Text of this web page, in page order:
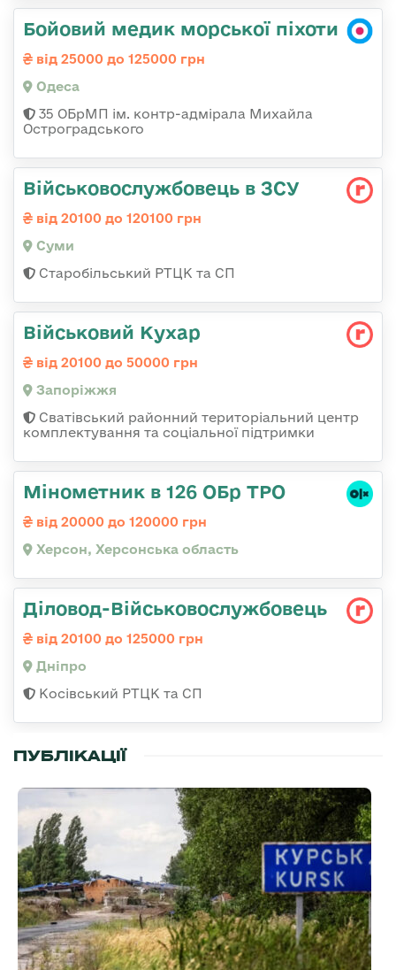
Бойовий медик морської піхоти
від 25000 до 125000 грн
Одеса
35 ОБрМП ім. контр-адмірала Михайла
Остроградського
Військовослужбовець в ЗСУ
від 20100 до 120100 грн
Суми
Старобільський РТЦК та СП
Військовий Кухар
від 20100 до 50000 грн
Запоріжжя
Сватівський районний територіальний центр
комплектування та соціальної підтримки
Мінометник в 126 ОБр ТРО
від 20000 до 120000 грн
Херсон, Херсонська область
Діловод-Військовослужбовець
від 20100 до 125000 грн
Дніпро
Косівський РТЦК та СП
ПУБЛІКАЦІЇ